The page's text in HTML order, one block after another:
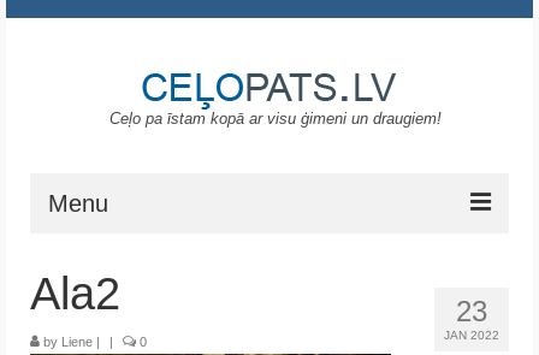
Ceļo pa īstam kopā ar visu ģimeni un draugiem!
Menu
23
JAN 2022
Ala2
by Liene | | 0